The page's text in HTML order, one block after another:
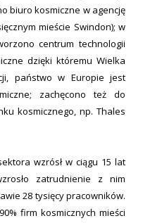
biuro kosmiczne w agencję
mieście Swindon); w
centrum technologii
dzięki któremu Wielka
państwo w Europie jest
zachęcono też do
kosmicznego, np. Thales
wzrósł w ciągu 15 lat
zatrudnienie z nim
28 tysięcy pracowników.
firm kosmicznych mieści